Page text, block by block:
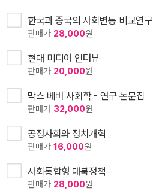
한국과 중국의 사회변동 비교연구
판매가 28,000원
현대 미디어 인터뷰
판매가 20,000원
막스 베버 사회학 - 연구 논문집
판매가 32,000원
공정사회와 정치개혁
판매가 16,000원
사회통합형 대북정책
판매가 28,000원